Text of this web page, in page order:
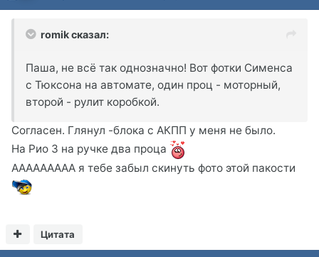
romik сказал:
Паша, не всё так однозначно! Вот фотки Сименса
с Тюксона на автомате, один проц - моторный,
второй - рулит коробкой.
Согласен. Глянул -блока с АКПП у меня не было.
На Рио 3 на ручке два проца
ААААААААА я тебе забыл скинуть фото этой пакости
Цитата